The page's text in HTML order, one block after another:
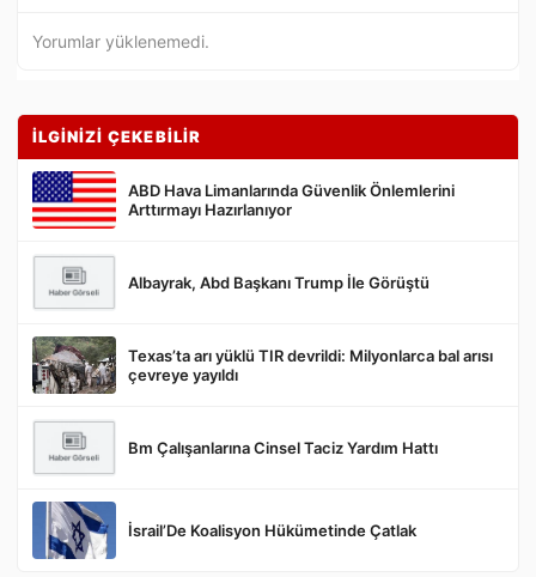
Gönder
Yorumlar yüklenemedi.
İLGİNİZİ ÇEKEBİLİR
ABD Hava Limanlarında Güvenlik Önlemlerini
Arttırmayı Hazırlanıyor
Albayrak, Abd Başkanı Trump İle Görüştü
Texas’ta arı yüklü TIR devrildi: Milyonlarca bal arısı
çevreye yayıldı
Bm Çalışanlarına Cinsel Taciz Yardım Hattı
İsrail’De Koalisyon Hükümetinde Çatlak